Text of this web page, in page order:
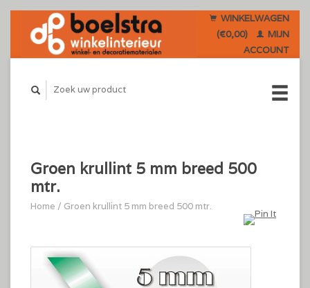
WINKELWAGEN
(€0,00)
MIJN
ACCOUNT
Groen krullint 5 mm breed 500
mtr.
Home / Groen krullint 5 mm breed 500 mtr.